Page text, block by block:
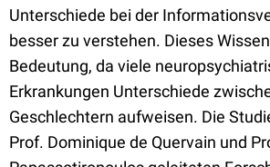
Unterschiede bei der
besser zu verstehen. Dieses
Bedeutung, da viele
Erkrankungen Unterschiede
Geschlechtern aufweisen. Die
Prof. Dominique de Quervain und